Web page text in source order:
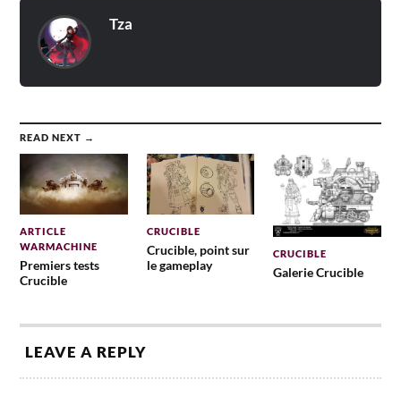
Tza
READ NEXT →
ARTICLE
WARMACHINE
Premiers tests
Crucible
CRUCIBLE
Crucible, point sur
le gameplay
CRUCIBLE
Galerie Crucible
LEAVE A REPLY